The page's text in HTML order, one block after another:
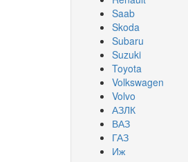
Saab
Skoda
Subaru
Suzuki
Toyota
Volkswagen
Volvo
АЗЛК
ВАЗ
ГАЗ
Иж